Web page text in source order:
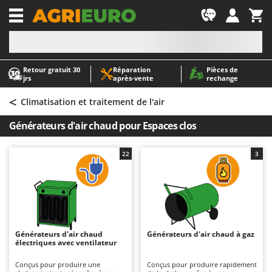
Retour gratuit 30
jrs
Réparation
après‑vente
Pièces de
rechange
-1
A
Abris de jardin
Accessoires pour tracteurs tondeuses autoportés
Aérateurs Scarificateurs pour gazon
Arracheuses de pommes de terre pour tracteur
Aspirateurs - Balais Électriques
Aspirateurs à cendres
Aspirateurs à feuilles sur roues
Aspirateurs de piscine
Aspirateurs Multifonctions
Atomiseurs agricoles pour tracteurs
Atomiseurs pour traitements
A
AgriEuro Premium
AgriEuro TOP-LINE
AGT
AL-KO
ALA 2000
Alce
Alpina
Ama
< Climatisation et traitement de l'air
Générateurs d'air chaud pour Espaces clos
Générateurs d'air chaud
électriques avec ventilateur
Conçus pour produire une
22
Générateurs d'air chaud à gaz
Conçus pour produire rapidement
3